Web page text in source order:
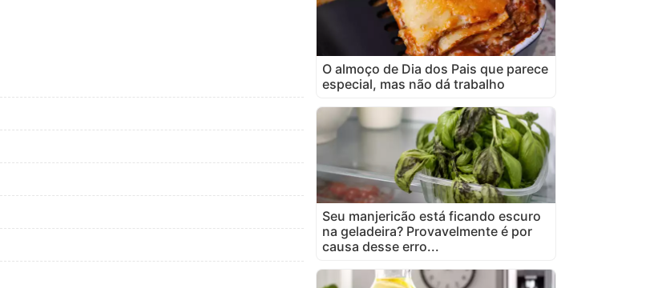
O almoço de Dia dos Pais que parece
especial, mas não dá trabalho
Seu manjericão está ficando escuro
na geladeira? Provavelmente é por
causa desse erro...